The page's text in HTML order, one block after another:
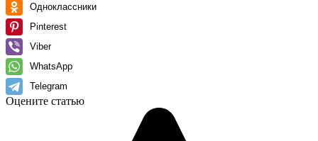
Одноклассники
Pinterest
Viber
WhatsApp
Telegram
Оцените статью